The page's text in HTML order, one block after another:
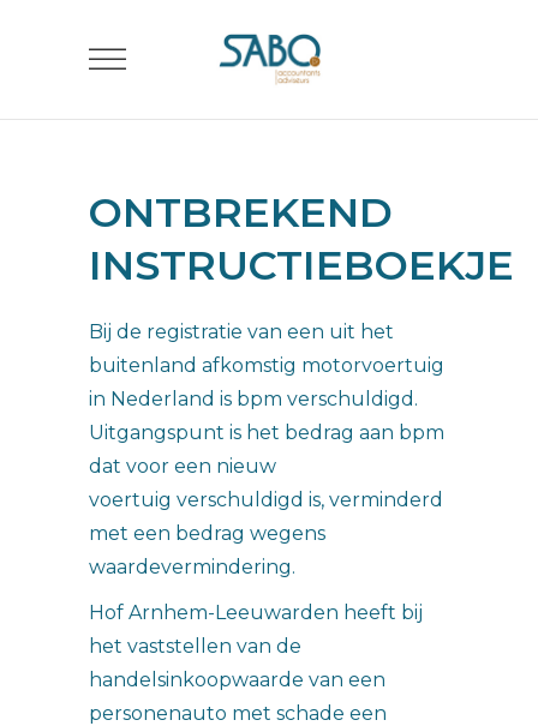
ONTBREKEND
INSTRUCTIEBOEKJE
Bij de registratie van een uit het
buitenland afkomstig motorvoertuig
in Nederland is bpm verschuldigd.
Uitgangspunt is het bedrag aan bpm
dat voor een nieuw
voertuig verschuldigd is, verminderd
met een bedrag wegens
waardevermindering.
Hof Arnhem-Leeuwarden heeft bij
het vaststellen van de
handelsinkoopwaarde van een
personenauto met schade een